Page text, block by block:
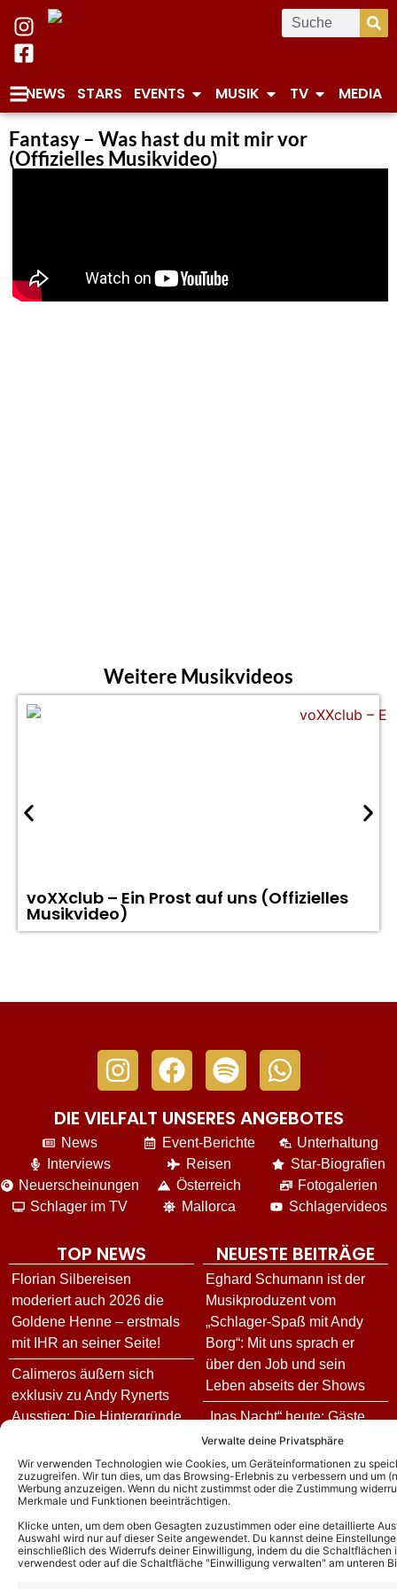
Verwalte deine Privatsphäre
Wir verwenden Technologien wie Cookies, um Geräteinformationen zu
zuzugreifen. Wir tun dies, um das Browsing-Erlebnis zu verbessern und um
Werbung anzuzeigen. Wenn du nicht zustimmst oder die Zustimmung
Merkmale und Funktionen beeinträchtigen.
Klicke unten, um dem oben Gesagten zuzustimmen oder eine detaillierte
Auswahl wird nur auf dieser Seite angewendet. Du kannst deine
einschließlich des Widerrufs deiner Einwilligung, indem du die
verwendest oder auf die Schaltfläche "Einwilligung verwalten" am unteren
NEWS STARS EVENTS MUSIK TV MEDIA
Fantasy – Was hast du mit mir vor
(Offizielles Musikvideo)
Weitere Musikvideos
voXXclub – Ein Prost auf uns (Offizielles
Musikvideo)
DIE VIELFALT UNSERES ANGEBOTES
News
Interviews
Neuerscheinungen
Schlager im TV
Event-Berichte
Reisen
Österreich
Mallorca
Unterhaltung
Star-Biografien
Fotogalerien
Schlagervideos
TOP NEWS
Florian Silbereisen
moderiert auch 2026 die
Goldene Henne – erstmals
mit IHR an seiner Seite!
Calimeros äußern sich
exklusiv zu Andy Rynerts
Ausstieg: Die Hintergründe
Schlagerband weitergeht!
Andy Borg über neue
Das ist für ihn das schönste
Kompliment
NEUESTE BEITRÄGE
Eghard Schumann ist der
Musikproduzent vom
„Schlager-Spaß mit Andy
Borg“: Mit uns sprach er
über den Job und sein
Leben abseits der Shows
„Inas Nacht“ heute: Gäste
und Vorschau zur Folge am
06.08.26
Goldene Henne 2026: Diese
Stars treten in diesem Jahr
bei der Gala auf
Stefan Mross enthüllt: